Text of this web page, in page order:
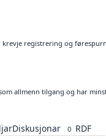
registrering og
allmenn tilgang og har
Diskusjonar 0 RDF